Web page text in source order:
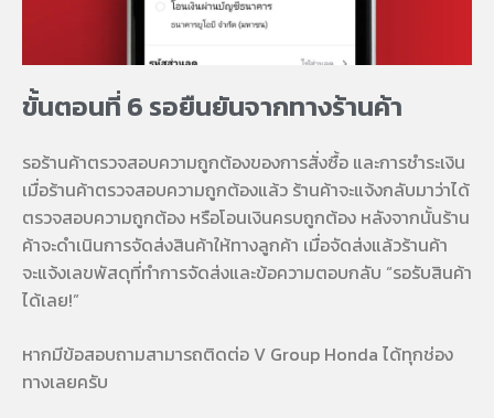
ขั้นตอนที่ 6 รอยืนยันจากทางร้านค้า
รอร้านค้าตรวจสอบความถูกต้องของการสั่งซื้อ และการชำระเงิน
เมื่อร้านค้าตรวจสอบความถูกต้องแล้ว ร้านค้าจะแจ้งกลับมาว่าได้
ตรวจสอบความถูกต้อง หรือโอนเงินครบถูกต้อง หลังจากนั้นร้าน
ค้าจะดำเนินการจัดส่งสินค้าให้ทางลูกค้า เมื่อจัดส่งแล้วร้านค้า
จะแจ้งเลขพัสดุที่ทำการจัดส่งและข้อความตอบกลับ “รอรับสินค้า
ได้เลย!”
หากมีข้อสอบถามสามารถติดต่อ V Group Honda ได้ทุกช่อง
ทางเลยครับ